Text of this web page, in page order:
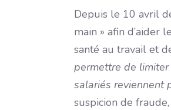
Depuis le 10 avril
main » afin
santé au travail et
permettre de limiter
salariés reviennent
suspicion de